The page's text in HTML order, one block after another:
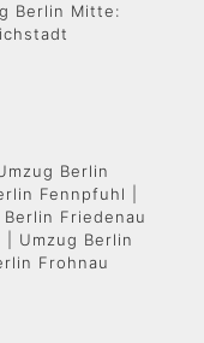
Berlin Mitte:
Berlin
Fennpfuhl |
Friedenau
| Umzug Berlin
Frohnau